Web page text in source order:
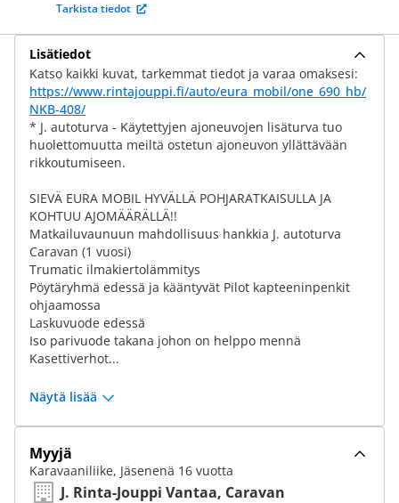
Tarkista tiedot
Lisätiedot
Katso kaikki kuvat, tarkemmat tiedot ja varaa omaksesi:
https://www.rintajouppi.fi/auto/eura_mobil/one_690_hb/
NKB-408/
* J. autoturva - Käytettyjen ajoneuvojen lisäturva tuo
huolettomuutta meiltä ostetun ajoneuvon yllättävään
rikkoutumiseen.
SIEVÄ EURA MOBIL HYVÄLLÄ POHJARATKAISULLA JA
KOHTUU AJOMÄÄRÄLLÄ!!
Matkailuvaunuun mahdollisuus hankkia J. autoturva
Caravan (1 vuosi)
Trumatic ilmakiertolämmitys
Pöytäryhmä edessä ja kääntyvät Pilot kapteeninpenkit
ohjaamossa
Laskuvuode edessä
Iso parivuode takana johon on helppo mennä
Kasettiverhot...
Näytä lisää
Myyjä
Karavaaniliike, Jäsenenä 16 vuotta
J. Rinta-Jouppi Vantaa, Caravan